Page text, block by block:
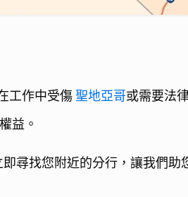
工作中受傷聖地亞哥或需要法
益。
尋找您附近的分行，讓我們助